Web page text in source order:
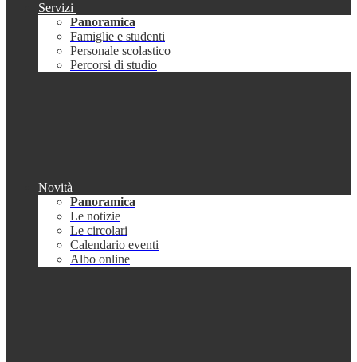
Servizi
Panoramica
Famiglie e studenti
Personale scolastico
Percorsi di studio
Novità
Panoramica
Le notizie
Le circolari
Calendario eventi
Albo online